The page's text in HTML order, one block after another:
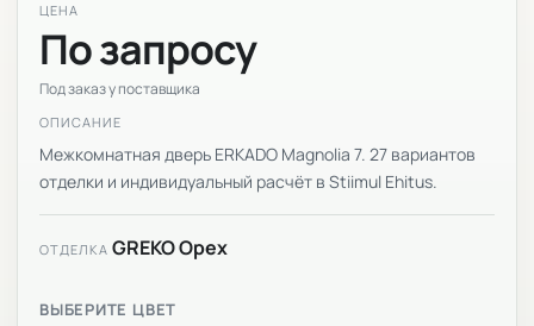
ЦЕНА
По запросу
Под заказ у поставщика
ОПИСАНИЕ
Межкомнатная дверь ERKADO Magnolia 7. 27 вариантов
отделки и индивидуальный расчёт в Stiimul Ehitus.
ОТДЕЛКА GREKO Орех
ВЫБЕРИТЕ ЦВЕТ